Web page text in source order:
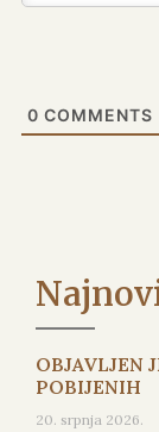
0 COMMENTS
OBJAVLJEN
POBIJENIH
20. srpnja 2026.